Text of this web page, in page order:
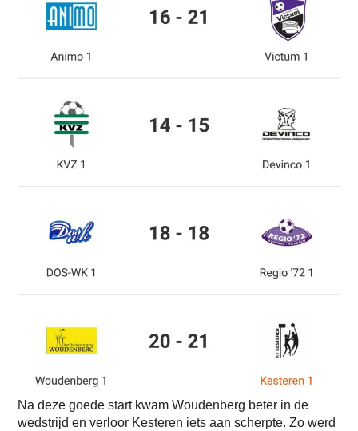
Na deze goede start kwam Woudenberg beter in de
wedstrijd en verloor Kesteren iets aan scherpte. Zo werd